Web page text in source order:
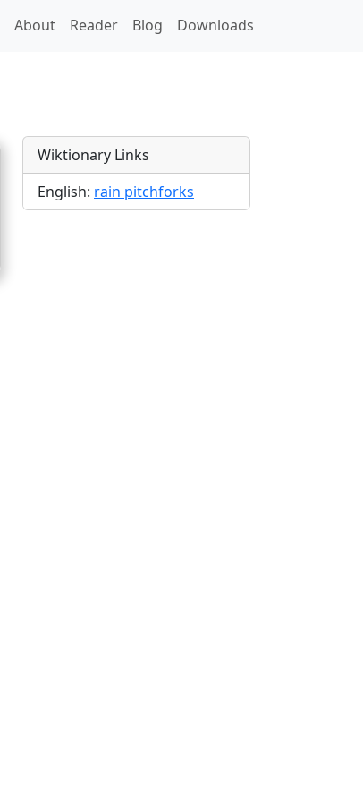
About Reader Blog Downloads
Wiktionary Links
English: rain pitchforks